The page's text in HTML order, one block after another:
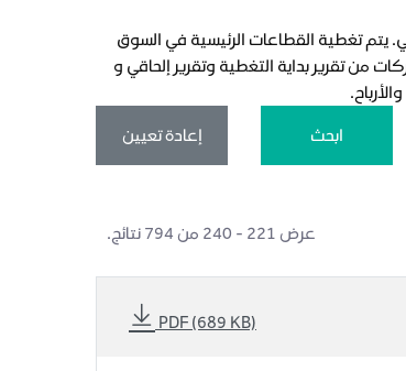
يتم تغطية القطاعات الرئيسية في السوق
من تقرير بداية التغطية وتقرير إلحاقي و
ابحث إعادة تعيين
عرض ٢٢١ - ٢٤٠ من ٧٩٤ نتائج.
PDF (689 KB)